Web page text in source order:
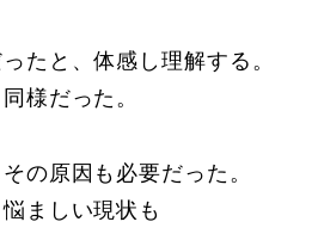
たと、体感し理解する。
様だった。
の原因も必要だった。
ましい現状も